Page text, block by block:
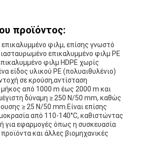
προϊόντος:
φιλμ, επίσης γνωστό
επικαλυμμένο φιλμ PE
φιλμ HDPE χωρίς
είδος υλικού PE (πολυαιθυλένιο)
σε κρούση,αντίσταση
από 1000 m έως 2000 m και
δύναμη ≥ 250 N/50 mm, καθώς
≥ 25 N/50 mm.Είναι επίσης
από 110-140°C, καθιστώντας
για εφαρμογές όπως η συσκευασία
και άλλες βιομηχανικές